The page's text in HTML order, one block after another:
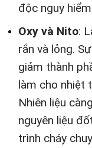
độc nguy hiểm
Oxy và Nito:
rắn và lỏng.
giảm thành
làm cho nhiệt
Nhiên liệu
nguyên liệu
trình cháy